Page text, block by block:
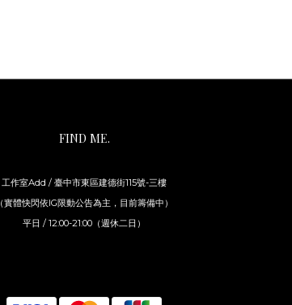
FIND ME.
工作室Add / 臺中市東區建德街115號-三樓
（實體快閃依IG限動公告為主，目前籌備中）
平日 / 12:00-21:00（週休二日）